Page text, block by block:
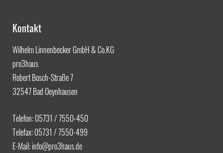
Kontakt
Wilhelm Linnenbecker GmbH & Co.KG
pro3haus
Robert Bosch-Straße 7
32547 Bad Oeynhausen
Telefon: 05731 / 7550-450
Telefax: 05731 / 7550-499
E-Mail:info@pro3haus.de